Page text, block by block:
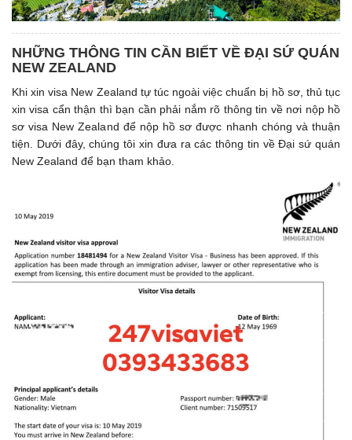
NHỮNG THÔNG TIN CẦN BIẾT VỀ ĐẠI SỨ QUÁN
NEW ZEALAND
Khi xin visa New Zealand tự túc ngoài việc chuẩn bị hồ sơ, thủ tục
xin visa cẩn thận thì bạn cần phải nắm rõ thông tin về nơi nộp hồ
sơ visa New Zealand để nộp hồ sơ được nhanh chóng và thuận
tiện. Dưới đây, chúng tôi xin đưa ra các thông tin về Đại sứ quán
New Zealand để bạn tham khảo.